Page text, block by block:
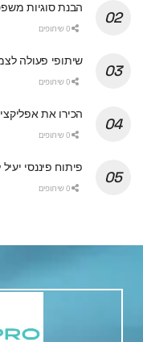
הבנת סוגיות
שיתופי פעולה
הכירו את
פיתוח פיננסי